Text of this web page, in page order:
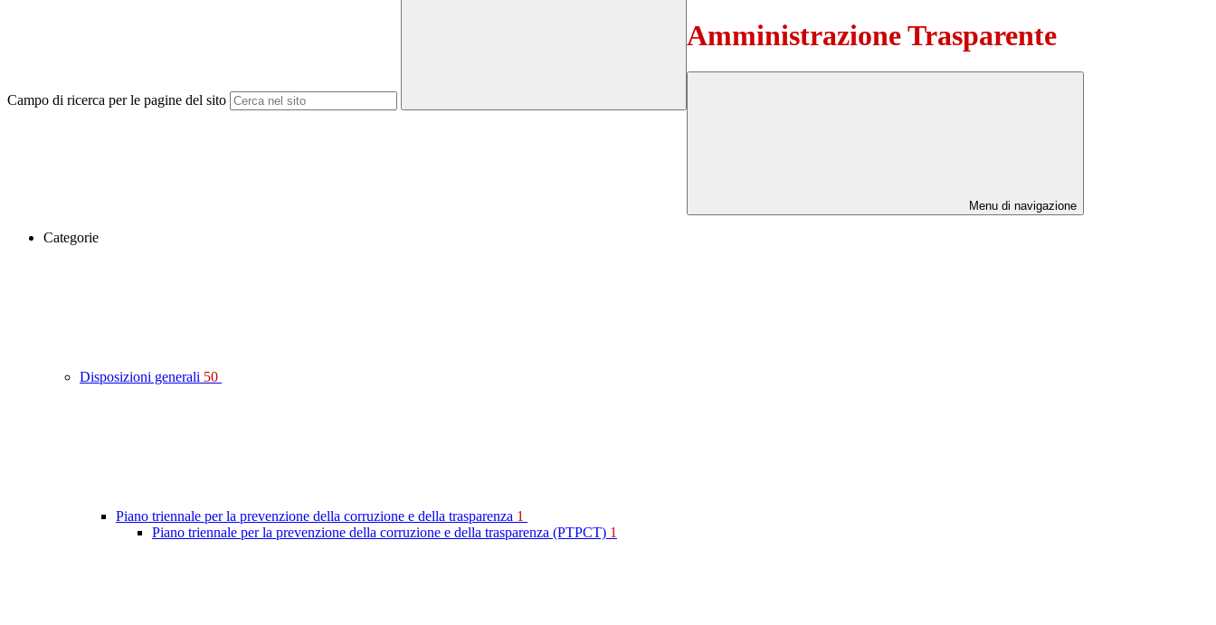
Campo di ricerca per le pagine del sito
Amministrazione Trasparente
Menu di navigazione
Categorie
Disposizioni generali 50
Piano triennale per la prevenzione della corruzione e della trasparenza 1
Piano triennale per la prevenzione della corruzione e della trasparenza (PTPCT) 1